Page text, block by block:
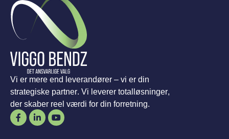
Vi er mere end leverandører – vi er din
strategiske partner. Vi leverer totalløsninger,
der skaber reel værdi for din forretning.